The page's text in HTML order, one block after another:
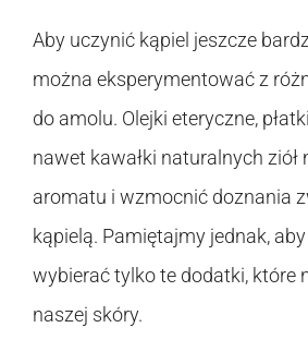
Aby uczynić kąpiel jeszcze
można eksperymentować z
do amolu. Olejki eteryczne,
nawet kawałki naturalnych ziół
aromatu i wzmocnić doznania
kąpielą. Pamiętajmy jednak,
wybierać tylko te dodatki, które
naszej skóry.